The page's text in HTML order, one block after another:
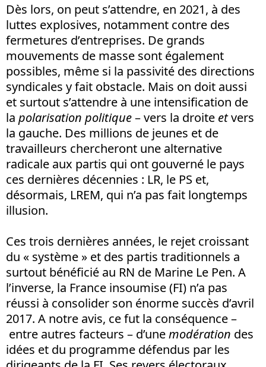
Dès lors, on peut s’attendre, en 2021, à des
luttes explosives, notamment contre des
fermetures d’entreprises. De grands
mouvements de masse sont également
possibles, même si la passivité des directions
syndicales y fait obstacle. Mais on doit aussi
et surtout s’attendre à une intensification de
la polarisation politique– vers la droite etvers
la gauche. Des millions de jeunes et de
travailleurs chercheront une alternative
radicale aux partis qui ont gouverné le pays
ces dernières décennies : LR, le PS et,
désormais, LREM, qui n’a pas fait longtemps
illusion.
Ces trois dernières années, le rejet croissant
du « système » et des partis traditionnels a
surtout bénéficié au RN de Marine Le Pen. A
l’inverse, la France insoumise (FI) n’a pas
réussi à consolider son énorme succès d’avril
2017. A notre avis, ce fut la conséquence –
entre autres facteurs – d’unemodération des
idées et du programme défendus par les